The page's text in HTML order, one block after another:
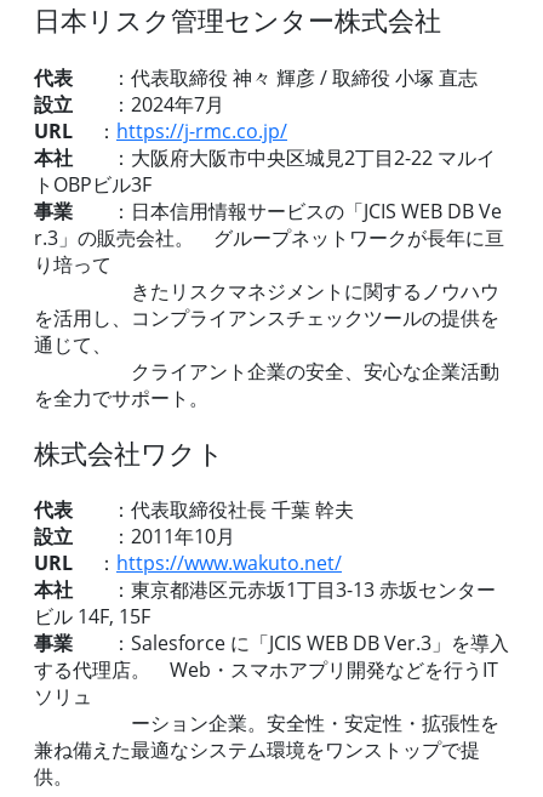
日本リスク管理センター株式会社
代表 ：代表取締役 神々 輝彦 / 取締役 小塚 直志
設立 ：2024年7月
URL ： https://j-rmc.co.jp/
本社 ：大阪府大阪市中央区城見2丁目2-22 マルイ
トOBPビル3F
事業 ：日本信用情報サービスの「JCIS WEB DB Ve
r.3」の販売会社。 グループネットワークが長年に亘
り培って
きたリスクマネジメントに関するノウハウ
を活用し、コンプライアンスチェックツールの提供を
通じて、
クライアント企業の安全、安心な企業活動
を全力でサポート。
株式会社ワクト
代表 ：代表取締役社長 千葉 幹夫
設立 ：2011年10月
URL ： https://www.wakuto.net/
本社：東京都港区元赤坂1丁目3-13 赤坂センター
ビル 14F, 15F
事業 ：Salesforce に「JCIS WEB DB Ver.3」を導入
する代理店。 Web・スマホアプリ開発などを行うIT
ソリュ
ーション企業。安全性・安定性・拡張性を
兼ね備えた最適なシステム環境をワンストップで提
供。